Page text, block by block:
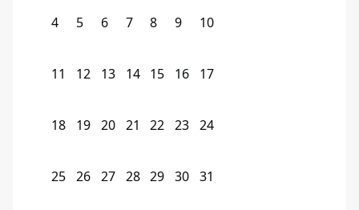
4 5 6 7 8 9 10
11 12 13 14 15 16 17
18 19 20 21 22 23 24
25 26 27 28 29 30 31